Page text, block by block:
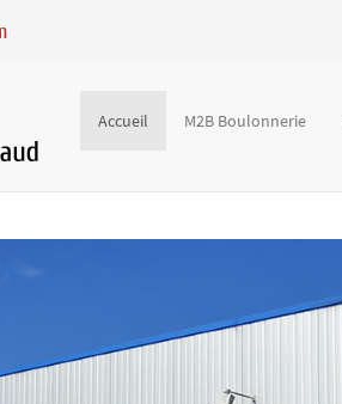
Accueil M2B Boulonnerie